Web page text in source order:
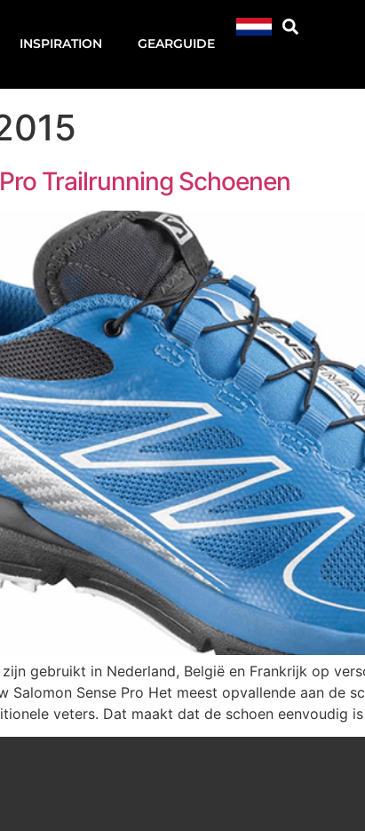
INSPIRATION GEARGUIDE
Trailrunning Schoenen
gebruikt in Nederland, België en Frankrijk op
Salomon Sense Pro Het meest opvallende aan de
veters. Dat maakt dat de schoen eenvoudig